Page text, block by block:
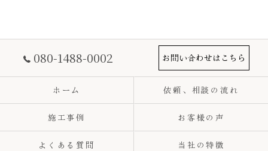
080-1488-0002 お問い合わせはこちら
ホーム 依頼、相談の流れ
施工事例 お客様の声
よくある質問 当社の特徴